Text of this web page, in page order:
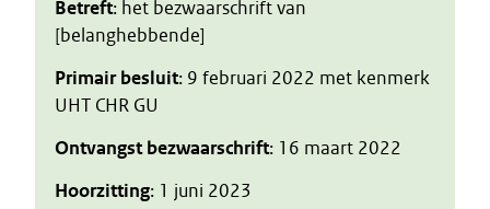
Betreft: het bezwaarschrift van
[belanghebbende]
Primair besluit: 9 februari 2022 met kenmerk
UHT CHR GU
Ontvangst bezwaarschrift: 16 maart 2022
Hoorzitting: 1 juni 2023